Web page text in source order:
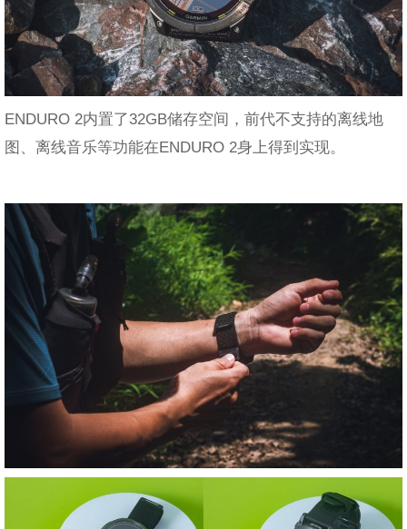
ENDURO 2内置了32GB储存空间，前代不支持的离线地
图、离线音乐等功能在ENDURO 2身上得到实现。